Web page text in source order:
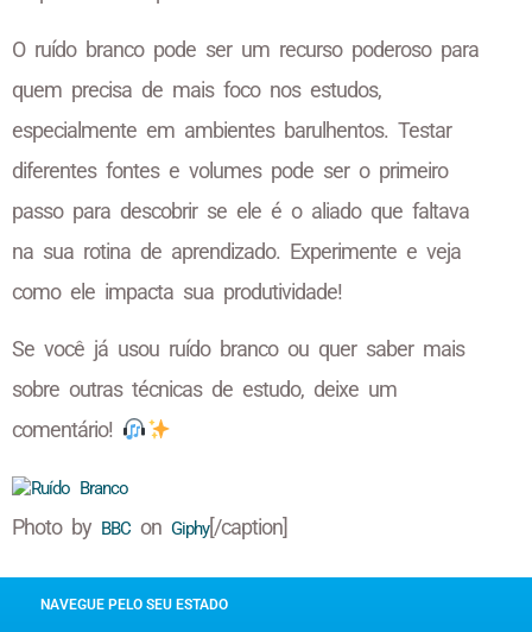
O ruído branco pode ser um recurso poderoso para
quem precisa de mais foco nos estudos,
especialmente em ambientes barulhentos. Testar
diferentes fontes e volumes pode ser o primeiro
passo para descobrir se ele é o aliado que faltava
na sua rotina de aprendizado. Experimente e veja
como ele impacta sua produtividade!
Se você já usou ruído branco ou quer saber mais
sobre outras técnicas de estudo, deixe um
comentário!
Photo by BBC on Giphy[/caption]
NAVEGUE PELO SEU ESTADO